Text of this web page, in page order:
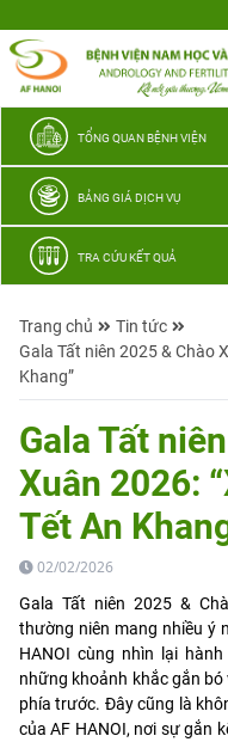
thương
TỔNG QUAN BỆNH VIỆN
BẢNG GIÁ DỊCH VỤ
TRA CỨU KẾT QUẢ
Trang chủ
Tin tức
Gala Tất niên 2025 & Chào
Khang”
Gala Tất
Xuân 2026:
Tết An
02/02/2026
Gala Tất niên 2025 &
thường niên mang nhiều ý
HANOI cùng nhìn lại
những khoảnh khắc gắn
phía trước. Đây cũng là
của AF HANOI, nơi sự gắn